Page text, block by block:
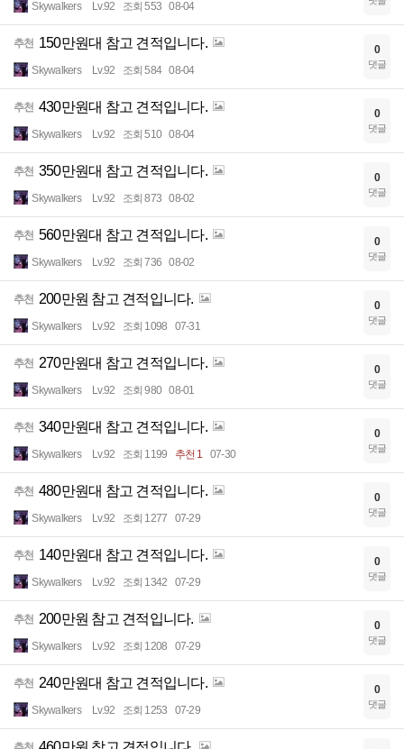
Skywalkers Lv.92 조회 553 08-04
추천 150만원대 참고 견적입니다.
Skywalkers Lv.92 조회 584 08-04
0
댓글
추천 430만원대 참고 견적입니다.
Skywalkers Lv.92 조회 510 08-04
0
댓글
추천 350만원대 참고 견적입니다.
Skywalkers Lv.92 조회 873 08-02
0
댓글
추천 560만원대 참고 견적입니다.
Skywalkers Lv.92 조회 736 08-02
0
댓글
추천 200만원 참고 견적입니다.
Skywalkers Lv.92 조회 1098 07-31
0
댓글
추천 270만원대 참고 견적입니다.
Skywalkers Lv.92 조회 980 08-01
0
댓글
추천 340만원대 참고 견적입니다.
Skywalkers Lv.92 조회 1199 추천 1 07-30
0
댓글
추천 480만원대 참고 견적입니다.
Skywalkers Lv.92 조회 1277 07-29
0
댓글
추천 140만원대 참고 견적입니다.
Skywalkers Lv.92 조회 1342 07-29
0
댓글
추천 200만원 참고 견적입니다.
Skywalkers Lv.92 조회 1208 07-29
0
댓글
추천 240만원대 참고 견적입니다.
Skywalkers Lv.92 조회 1253 07-29
0
댓글